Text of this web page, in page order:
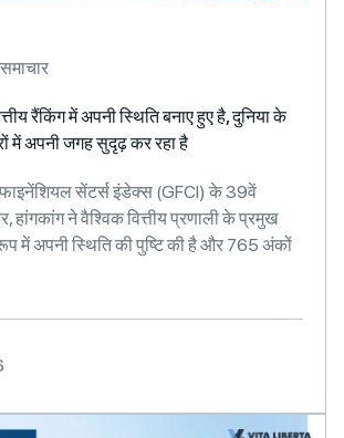
रैंकिंग में अपनी स्थिति बनाए हुए है, दुनिया के
में अपनी जगह सुदृढ़ कर रहा है
फाइनेंशियल सेंटर्स इंडेक्स (GFCI) के 39वें
ने वैश्विक वित्तीय प्रणाली के प्रमुख
में अपनी स्थिति की पुष्टि की है और 765 अंकों